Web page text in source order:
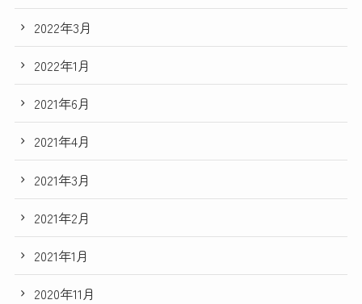
2022年3月
2022年1月
2021年6月
2021年4月
2021年3月
2021年2月
2021年1月
2020年11月